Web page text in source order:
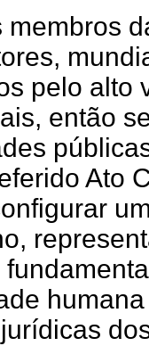
membros
pelo alto
então
Ato